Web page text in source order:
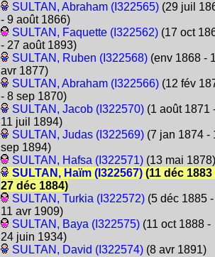
SULTAN, Abraham (I322565)(29 juil
- 9 août 1866)
SULTAN, Faquette (I322562)(17 oct
- 27 août 1893)
SULTAN, Ruben (I322568)(env 1868 -
avr 1877)
SULTAN, Abraham (I322566)(12 fév
- 8 sep 1870)
SULTAN, Jacob (I322570)(1 août 1871
11 juil 1894)
SULTAN, Judas (I322569)(7 jan 1874 -
sep 1894)
SULTAN, Hafsa (I322571)(13 mai 1878)
SULTAN, Haïm (I322567)(11 déc 1883
27 déc 1884)
SULTAN, Turkia (I322572)(5 déc 1885 -
11 avr 1909)
SULTAN, Baya (I322575)(11 oct 1888 -
24 juin 1934)
SULTAN, David (I322574)(8 avr 1891)